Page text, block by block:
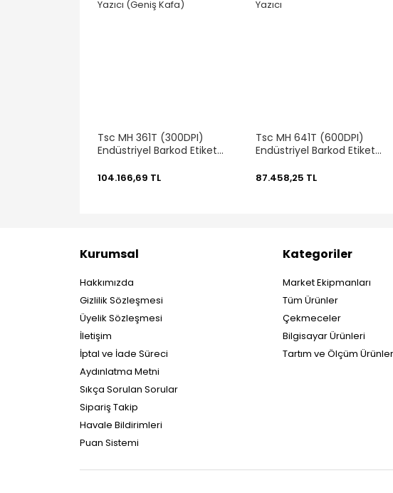
Tsc MH 361T (300DPI)
Endüstriyel Barkod Etiket
104.166,69 TL
Tsc MH 641T (600DPI)
Endüstriyel Barkod Etiket
87.458,25 TL
Kurumsal
Hakkımızda
Gizlilik Sözleşmesi
Üyelik Sözleşmesi
İletişim
İptal ve İade Süreci
Aydınlatma Metni
Sıkça Sorulan Sorular
Sipariş Takip
Havale Bildirimleri
Puan Sistemi
Kategoriler
Market Ekipmanları
Tüm Ürünler
Çekmeceler
Bilgisayar Ürünleri
Tartım ve Ölçüm